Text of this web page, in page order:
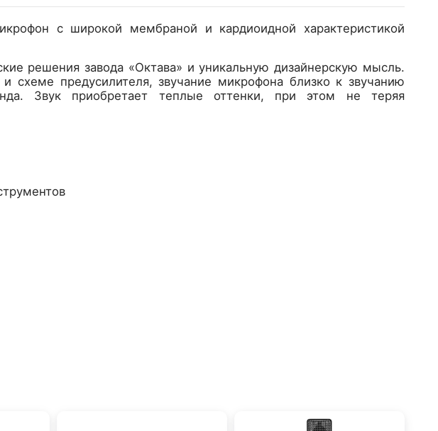
с широкой мембраной и кардиоидной характеристикой
решения завода «Октава» и уникальную дизайнерскую мысль.
схеме предусилителя, звучание микрофона близко к звучанию
Звук приобретает теплые оттенки, при этом не теряя